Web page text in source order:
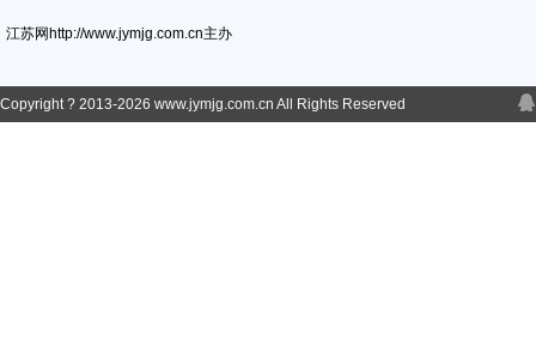
江苏网http://www.jymjg.com.cn主办
Copyright ? 2013-2026 www.jymjg.com.cn All Rights Reserved